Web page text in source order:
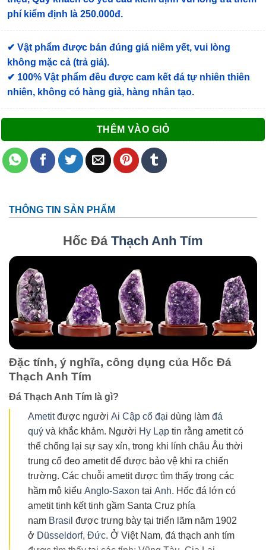
phí kiểm định là 250.000đ.
✔ Vật phẩm được bán đúng giá niêm yết, vui lòng
không mặc cả (trả giá).
✔ 100% Vật phẩm đều được cam kết đá tự nhiên thiên
nhiên, không có hàng giả, hàng nhân tạo.
THÊM VÀO GIỎ
THÔNG TIN SẢN PHẨM
Hốc Đá Thạch Anh Tím
Đặc tính, ý nghĩa, công dụng của Hốc Đá
Thạch Anh Tím
Đá Thạch Anh Tím là gì?
Ametitđược người Ai Cập cổ đại dùng làm đá
quý và khắc khảm. Người Hy Lạp tin rằng ametit có
thể chống lại sự say xỉn, trong khi lính châu Âu thời
trung cổ đeo ametit để được bảo vệ khi ra chiến
trường. Các chuỗi ametit được tìm thấy trong các
hầm mộ kiểu Anglo-Saxon tại Anh. Hốc đá lớn có
ametit tinh kết tinh gầm Santa Cruz phía
nam Brasil được trưng bày tại triển lãm năm 1902
ở Düsseldorf, Đức. Ở Việt Nam, đá thạch anh tím